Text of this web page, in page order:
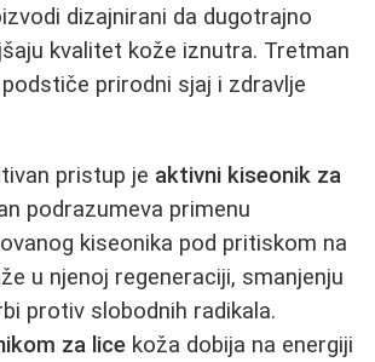
dizajnirani da dugotrajno
kvalitet kože iznutra. Tretman
podstiče prirodni sjaj i zdravlje
pristup je aktivni kiseonik za
podrazumeva primenu
kiseonika pod pritiskom na
u njenoj regeneraciji, smanjenju
protiv slobodnih radikala.
za lice koža dobija na energiji